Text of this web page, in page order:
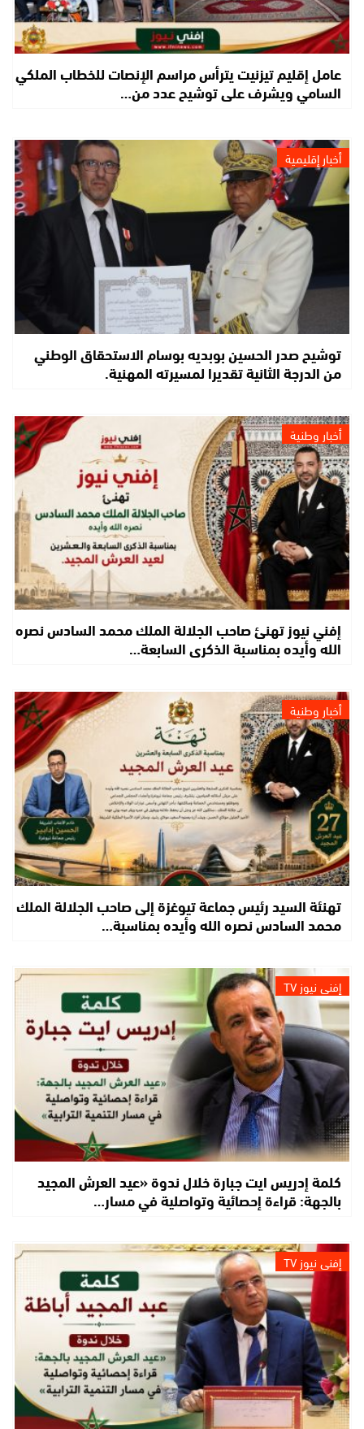
عامل إقليم تيزنيت يترأس مراسم الإنصات للخطاب الملكي
السامي ويشرف على توشيح عدد من…
أخبار إقليمية
توشيح صدر الحسين بوبديه بوسام الاستحقاق الوطني
من الدرجة الثانية تقديرا لمسيرته المهنية.
أخبار وطنية
إفني نيوز تهنئ صاحب الجلالة الملك محمد السادس نصره
الله وأيده بمناسبة الذكرى السابعة…
أخبار وطنية
تهنئة السيد رئيس جماعة تيوغزة إلى صاحب الجلالة الملك
محمد السادس نصره الله وأيده بمناسبة…
إفني نيوز TV
كلمة إدريس ايت جبارة خلال ندوة «عيد العرش المجيد
بالجهة: قراءة إحصائية وتواصلية في مسار…
إفني نيوز TV